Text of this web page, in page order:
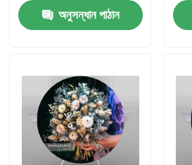
বাড়ি
পণ্য
অনুসন্ধান পাঠান